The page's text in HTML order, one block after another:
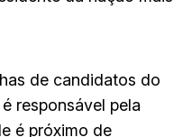
de candidatos do
responsável pela
é próximo de